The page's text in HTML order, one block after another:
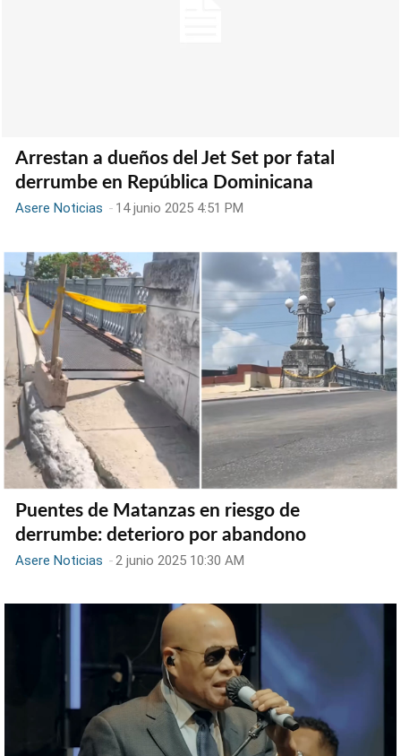
Arrestan a dueños del Jet Set por fatal
derrumbe en República Dominicana
Asere Noticias - 14 junio 2025 4:51 PM
Puentes de Matanzas en riesgo de
derrumbe: deterioro por abandono
Asere Noticias -2 junio 2025 10:30 AM